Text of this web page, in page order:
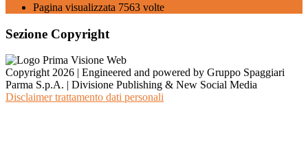
Pagina visualizzata 7563 volte
Sezione Copyright
Copyright 2026 | Engineered and powered by Gruppo Spaggiari
Parma S.p.A. | Divisione Publishing & New Social Media
Disclaimer trattamento dati personali